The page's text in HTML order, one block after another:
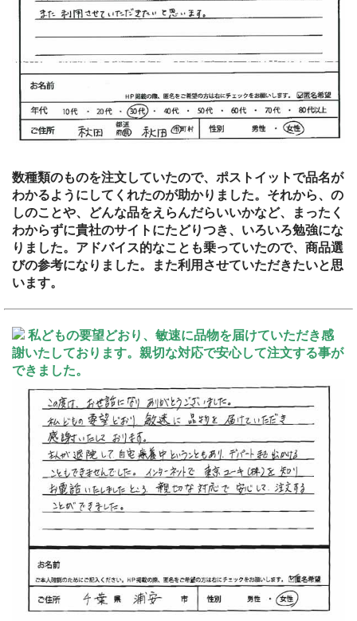
数種類のものを注文していたので、ポストイットで品名が
わかるようにしてくれたのが助かりました。それから、の
しのことや、どんな品をえらんだらいいかなど、まったく
わからずに貴社のサイトにたどりつき、いろいろ勉強にな
りました。アドバイス的なことも乗っていたので、商品選
びの参考になりました。また利用させていただきたいと思
います。
私どもの要望どおり、敏速に品物を届けていただき感
謝いたしております。親切な対応で安心して注文する事が
できました。